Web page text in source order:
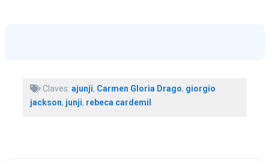
Claves: ajunji, Carmen Gloria Drago, giorgio
jackson, junji, rebeca cardemil